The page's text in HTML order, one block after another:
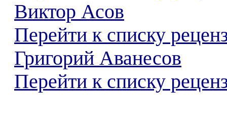
Виктор Асов
Перейти к списку
Григорий Аванесов
Перейти к списку